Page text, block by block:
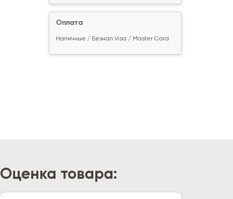
Оплата
Наличные / Безнал Visa / Master Card
Оценка товара: